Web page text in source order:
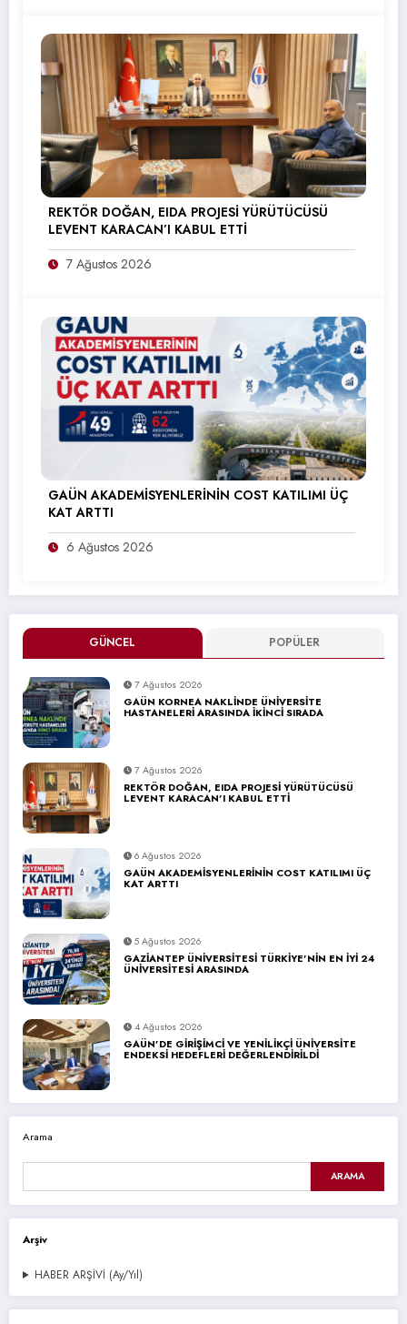
GÜNCEL POPÜLER
7 Ağustos 2026
GAÜN KORNEA NAKLİNDE ÜNİVERSİTE
HASTANELERİ ARASINDA İKİNCİ SIRADA
7 Ağustos 2026
REKTÖR DOĞAN, EIDA PROJESİ YÜRÜTÜCÜSÜ
LEVENT KARACAN’I KABUL ETTİ
6 Ağustos 2026
GAÜN AKADEMİSYENLERİNİN COST KATILIMI ÜÇ
KAT ARTTI
5 Ağustos 2026
GAZİANTEP ÜNİVERSİTESİ TÜRKİYE’NİN EN İYİ 24
ÜNİVERSİTESİ ARASINDA
4 Ağustos 2026
GAÜN’DE GİRİŞİMCİ VE YENİLİKÇİ ÜNİVERSİTE
ENDEKSİ HEDEFLERİ DEĞERLENDİRİLDİ
Arama
ARAMA
Arşiv
HABER ARŞİVİ (Ay/Yıl)
REKTÖR DOĞAN, EIDA PROJESİ YÜRÜTÜCÜSÜ
LEVENT KARACAN’I KABUL ETTİ
7 Ağustos 2026
GAÜN AKADEMİSYENLERİNİN COST KATILIMI ÜÇ
KAT ARTTI
6 Ağustos 2026